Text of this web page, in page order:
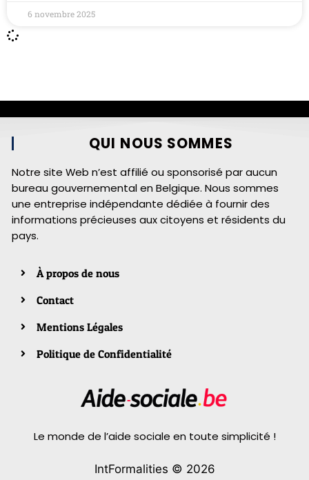
6 novembre 2025
QUI NOUS SOMMES
Notre site Web n’est affilié ou sponsorisé par aucun
bureau gouvernemental en Belgique. Nous sommes
une entreprise indépendante dédiée à fournir des
informations précieuses aux citoyens et résidents du
pays.
À propos de nous
Contact
Mentions Légales
Politique de Confidentialité
Le monde de l’aide sociale en toute simplicité !
IntFormalities © 2026